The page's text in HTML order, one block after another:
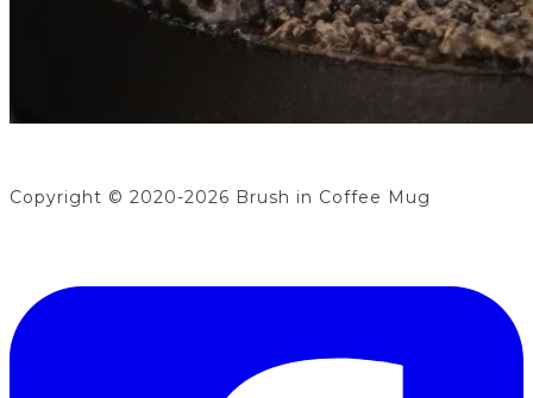
Copyright © 2020-2026 Brush in Coffee Mug